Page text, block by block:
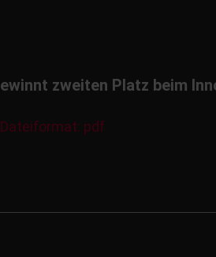
zweiten Platz beim
pdf